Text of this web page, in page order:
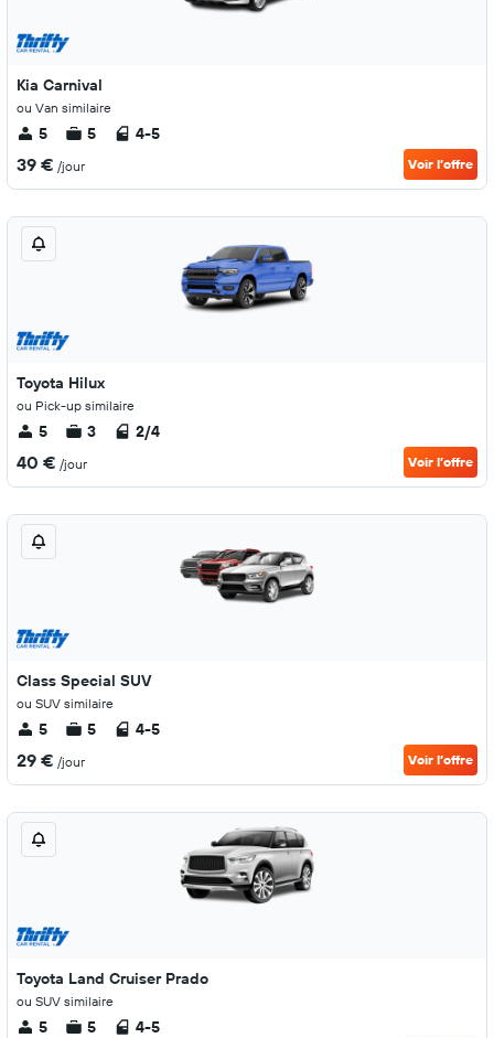
Kia Carnival
ou Van similaire
5 5 4-5
39 € /jour Voir l’offre
Toyota Hilux
ou Pick-up similaire
5 3 2/4
40 € /jour Voir l’offre
Class Special SUV
ou SUV similaire
5 5 4-5
29 € /jour Voir l’offre
Toyota Land Cruiser Prado
ou SUV similaire
5 5 4-5